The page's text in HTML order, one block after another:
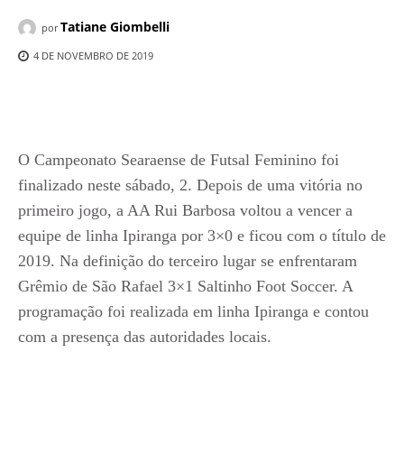
por Tatiane Giombelli
4 DE NOVEMBRO DE 2019
O Campeonato Searaense de Futsal Feminino foi
finalizado neste sábado, 2. Depois de uma vitória no
primeiro jogo, a AA Rui Barbosa voltou a vencer a
equipe de linha Ipiranga por 3×0 e ficou com o título de
2019. Na definição do terceiro lugar se enfrentaram
Grêmio de São Rafael 3×1 Saltinho Foot Soccer. A
programação foi realizada em linha Ipiranga e contou
com a presença das autoridades locais.